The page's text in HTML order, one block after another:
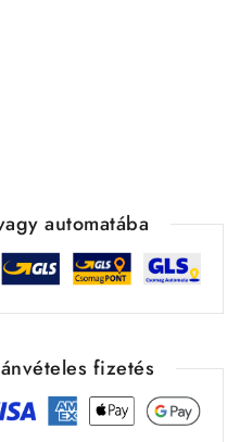
automatába
fizetés